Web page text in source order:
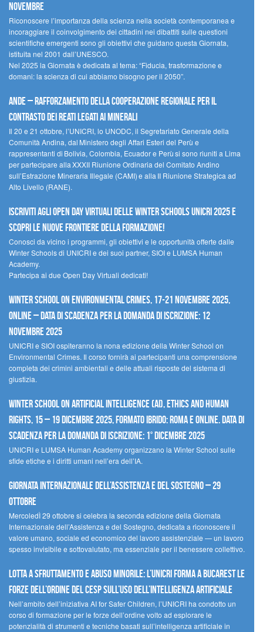
novembre
Riconoscere l’importanza della scienza nella società contemporanea e
incoraggiare il coinvolgimento dei cittadini nei dibattiti sulle questioni
scientifiche emergenti sono gli obiettivi che guidano questa Giornata,
istituita nel 2001 dall’UNESCO.
Nel 2025 la Giornata è dedicata al tema: “Fiducia, trasformazione e
domani: la scienza di cui abbiamo bisogno per il 2050”.
Ande – Rafforzamento della cooperazione regionale per il
contrasto dei reati legati ai minerali
Il 20 e 21 ottobre, l’UNICRI, lo UNODC, il Segretariato Generale della
Comunità Andina, dal Ministero degli Affari Esteri del Perù e
rappresentanti di Bolivia, Colombia, Ecuador e Perù si sono riuniti a Lima
per partecipare alla XXXII Riunione Ordinaria del Comitato Andino
sull’Estrazione Mineraria Illegale (CAMI) e alla II Riunione Strategica ad
Alto Livello (RANE).
Iscriviti agli Open Day Virtuali delle Winter Schools UNICRI 2025 e
scopri le nuove frontiere della formazione!
Conosci da vicino i programmi, gli obiettivi e le opportunità offerte dalle
Winter Schools di UNICRI e dei suoi partner, SIOI e LUMSA Human
Academy.
Partecipa ai due Open Day Virtuali dedicati!
Winter School on Environmental Crimes, 17-21 novembre 2025,
Online – Data di scadenza per la domanda di iscrizione: 12
novembre 2025
UNICRI e SIOI ospiteranno la nona edizione della Winter School on
Environmental Crimes. Il corso fornirà ai partecipanti una comprensione
completa dei crimini ambientali e delle attuali risposte del sistema di
giustizia.
Winter School on Artificial Intelligence (AI), Ethics and Human
Rights, 15 – 19 dicembre 2025, Formato Ibrido: Roma e online. Data di
scadenza per la domanda di iscrizione: 1° dicembre 2025
UNICRI e LUMSA Human Academy organizzano la Winter School sulle
sfide etiche e i diritti umani nell’era dell’IA.
Giornata internazionale dell’assistenza e del sostegno – 29
ottobre
MercoledÌ 29 ottobre si celebra la seconda edizione della Giornata
Internazionale dell’Assistenza e del Sostegno, dedicata a riconoscere il
valore umano, sociale ed economico del lavoro assistenziale — un lavoro
spesso invisibile e sottovalutato, ma essenziale per il benessere collettivo.
Lotta a sfruttamento e abuso minorile: l’UNICRI forma a Bucarest le
forze dell’ordine del CESP sull’uso dell’Intelligenza Artificiale
Nell’ambito dell’iniziativa AI for Safer Children, l’UNICRI ha condotto un
corso di formazione per le forze dell’ordine volto ad esplorare le
potenzialità di strumenti e tecniche basati sull’intelligenza artificiale in